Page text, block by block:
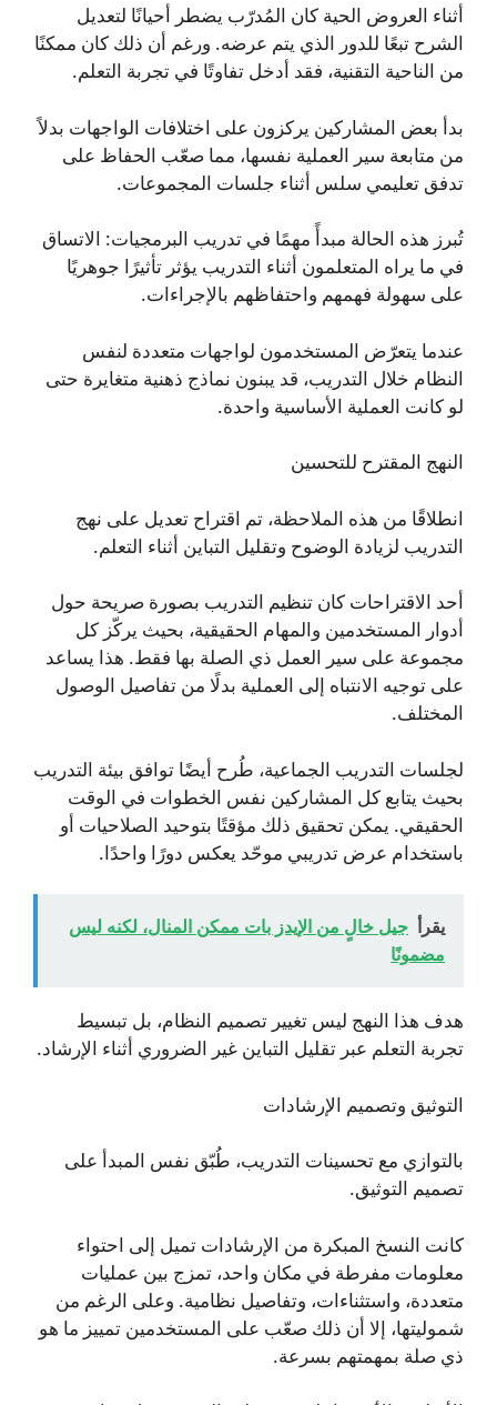
أثناء العروض الحية كان المُدرّب يضطر أحيانًا لتعديل
الشرح تبعًا للدور الذي يتم عرضه. ورغم أن ذلك كان ممكنًا
من الناحية التقنية، فقد أدخل تفاوتًا في تجربة التعلم.
بدأ بعض المشاركين يركزون على اختلافات الواجهات بدلاً
من متابعة سير العملية نفسها، مما صعّب الحفاظ على
تدفق تعليمي سلس أثناء جلسات المجموعات.
تُبرز هذه الحالة مبدأً مهمًا في تدريب البرمجيات: الاتساق
في ما يراه المتعلمون أثناء التدريب يؤثر تأثيرًا جوهريًا
على سهولة فهمهم واحتفاظهم بالإجراءات.
عندما يتعرّض المستخدمون لواجهات متعددة لنفس
النظام خلال التدريب، قد يبنون نماذج ذهنية متغايرة حتى
لو كانت العملية الأساسية واحدة.
النهج المقترح للتحسين
انطلاقًا من هذه الملاحظة، تم اقتراح تعديل على نهج
التدريب لزيادة الوضوح وتقليل التباين أثناء التعلم.
أحد الاقتراحات كان تنظيم التدريب بصورة صريحة حول
أدوار المستخدمين والمهام الحقيقية، بحيث يركّز كل
مجموعة على سير العمل ذي الصلة بها فقط. هذا يساعد
على توجيه الانتباه إلى العملية بدلًا من تفاصيل الوصول
المختلف.
لجلسات التدريب الجماعية، طُرح أيضًا توافق بيئة التدريب
بحيث يتابع كل المشاركين نفس الخطوات في الوقت
الحقيقي. يمكن تحقيق ذلك مؤقتًا بتوحيد الصلاحيات أو
باستخدام عرض تدريبي موحّد يعكس دورًا واحدًا.
يقرأ جيل خالٍ من الإيدز بات ممكن المنال، لكنه ليس
مضمونًا
هدف هذا النهج ليس تغيير تصميم النظام، بل تبسيط
تجربة التعلم عبر تقليل التباين غير الضروري أثناء الإرشاد.
التوثيق وتصميم الإرشادات
بالتوازي مع تحسينات التدريب، طُبّق نفس المبدأ على
تصميم التوثيق.
كانت النسخ المبكرة من الإرشادات تميل إلى احتواء
معلومات مفرطة في مكان واحد، تمزج بين عمليات
متعددة، واستثناءات، وتفاصيل نظامية. وعلى الرغم من
شموليتها، إلا أن ذلك صعّب على المستخدمين تمييز ما هو
ذي صلة بمهمتهم بسرعة.